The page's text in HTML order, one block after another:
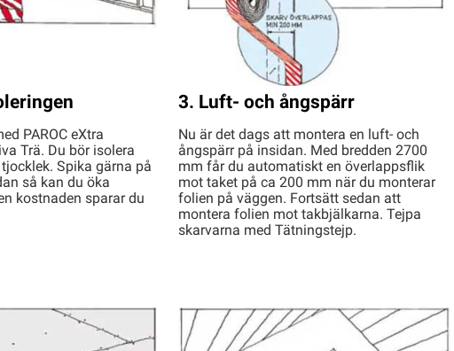
PAROC eXtra
Trä. Du bör isolera
Spika gärna på
så kan du öka
kostnaden sparar du
3. Luft- och ångspärr
Nu är det dags att montera en luft- och
ångspärr på insidan. Med bredden 2700
mm får du automatiskt en överlappsflik
mot taket på ca 200 mm när du monterar
folien på väggen. Fortsätt sedan att
montera folien mot takbjälkarna. Tejpa
skarvarna med Tätningstejp.